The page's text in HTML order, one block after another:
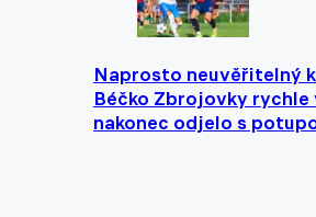
Naprosto neuvěřitelný
Béčko Zbrojovky rychle
nakonec odjelo s